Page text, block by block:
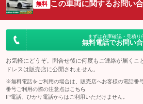
無料 この車両に関するお問い
まずは在庫確認・見積り
無料電話でお問い
お気軽にどうぞ。問合せ後に何度もご連絡が届くこ
ドレスは販売店に公開されません。
※無料電話をご利用の場合は、販売店へお客様の電話番
番号ご利用の際の注意点は こちら
IP電話、ひかり電話からはご利用いただけません。